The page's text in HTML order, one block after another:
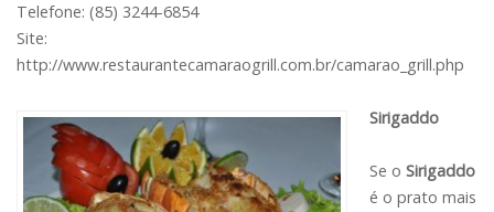
Telefone: (85) 3244-6854
Site:
http://www.restaurantecamaraogrill.com.br/camarao_grill.php
Sirigaddo
Se o Sirigaddo
é o prato mais